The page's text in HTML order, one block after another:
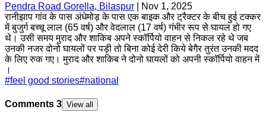
Pendra Road Gorella, Bilaspur
Nov 1, 2025
रानीझाप गांव के पास अंधेमोड़ के पास एक बाइक और ट्रैक्टर के बीच हुई टक्कर
में बुजुर्ग बच्चू लाल (65 वर्ष) और वेदलाल (17 वर्ष) गंभीर रूप से घायल हो गए
थे। उसी समय मुराद और शाकिब अपने स्कॉर्पियो वाहन से निकल रहे थे जब
उनकी नजर दोनो घायलों पर पड़ी तो बिना कोई देरी किये बेगैर तुरंत उनकी मदद
के लिए रुक गए। मुराद और शाकिब ने दोनो घायलों को अपनी स्कॉर्पियो वाहन में
।
#feel good stories#national
Comments 3 View all